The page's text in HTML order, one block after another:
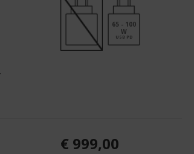
65 - 100
W
USB PD
€ 999,00